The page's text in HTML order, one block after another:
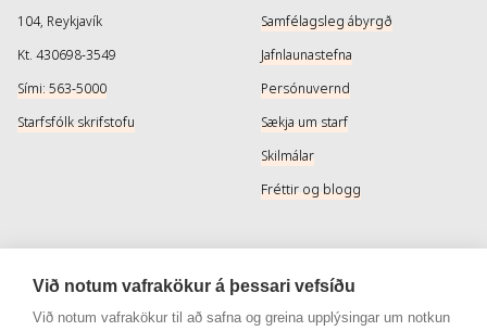
104, Reykjavík
Kt. 430698-3549
Sími: 563-5000
Starfsfólk skrifstofu
Samfélagsleg ábyrgð
Jafnlaunastefna
Persónuvernd
Sækja um starf
Skilmálar
Fréttir og blogg
Þjónusta
Afhendingarmöguleikar
Samfélagsmiðlar
Instagram
Við notum vafrakökur á þessari vefsíðu
Við notum vafrakökur til að safna og greina upplýsingar um notkun